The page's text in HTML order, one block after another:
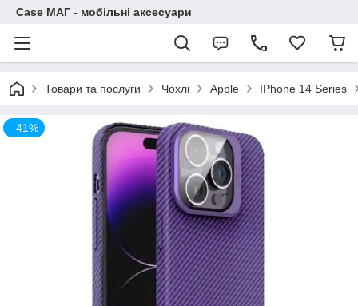
Case МАГ - мобільні аксесуари
Товари та послуги Чохлі Apple IPhone 14 Series
–41%